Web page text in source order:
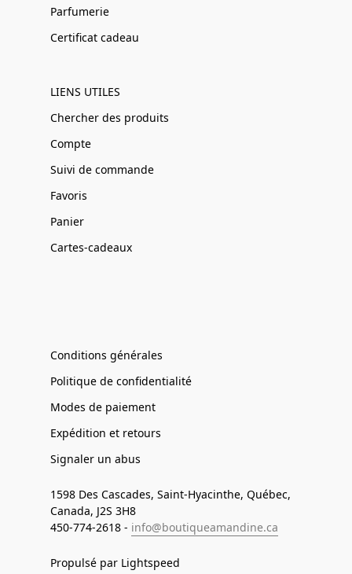
Parfumerie
Certificat cadeau
LIENS UTILES
Chercher des produits
Compte
Suivi de commande
Favoris
Panier
Cartes-cadeaux
Conditions générales
Politique de confidentialité
Modes de paiement
Expédition et retours
Signaler un abus
1598 Des Cascades, Saint-Hyacinthe, Québec,
Canada, J2S 3H8
450-774-2618 - info@boutiqueamandine.ca
Propulsé par Lightspeed